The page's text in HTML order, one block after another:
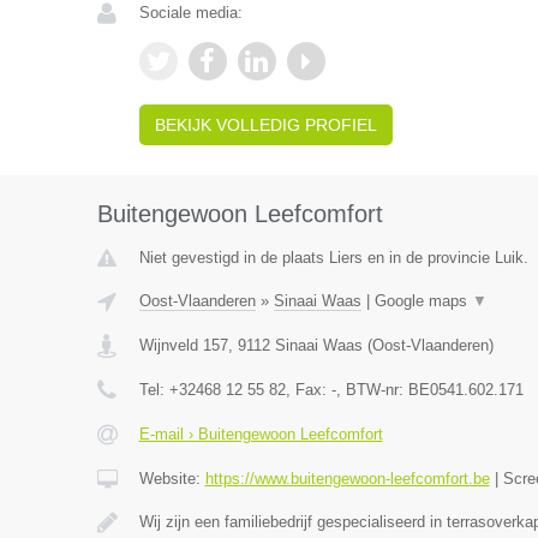
Sociale media:
BEKIJK VOLLEDIG PROFIEL
Buitengewoon Leefcomfort
Niet gevestigd in de plaats Liers en in de provincie Luik.
Oost-Vlaanderen» Sinaai Waas Google maps ▼
Wijnveld 157, 9112 Sinaai Waas (Oost-Vlaanderen)
Tel: +32468 12 55 82, Fax: -, BTW-nr: BE0541.602.171
E-mail › Buitengewoon Leefcomfort
Website: https://www.buitengewoon-leefcomfort.be|
Wij zijn een familiebedrijf gespecialiseerd in